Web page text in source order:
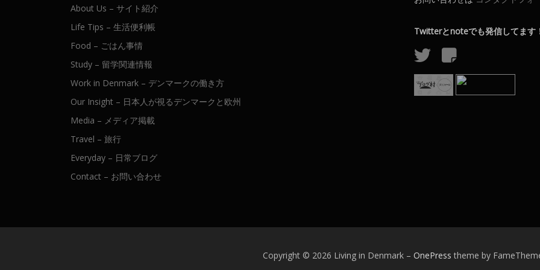
About Us – サイト紹介
Life Tips – 生活便利帳
Food – ごはん事情
Study – 留学関連情報
Work in Denmark – デンマークの働き方
Our Insight – 日本人が視るデンマークと欧州
Media – メディア掲載
Travel – 旅行
Everyday – 日常ブログ
Contact – お問い合わせ
Twitterとnoteでも発信してます
Copyright © 2026 Living in Denmark – OnePress theme by